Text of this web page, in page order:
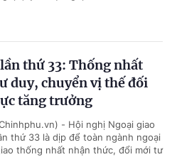
thứ 33: Thống nhất
duy, chuyển vị thế đối
tăng trưởng
- Hội nghị Ngoại giao
thứ 33 là dịp để toàn ngành ngoại
thống nhất nhận thức, đổi mới tư